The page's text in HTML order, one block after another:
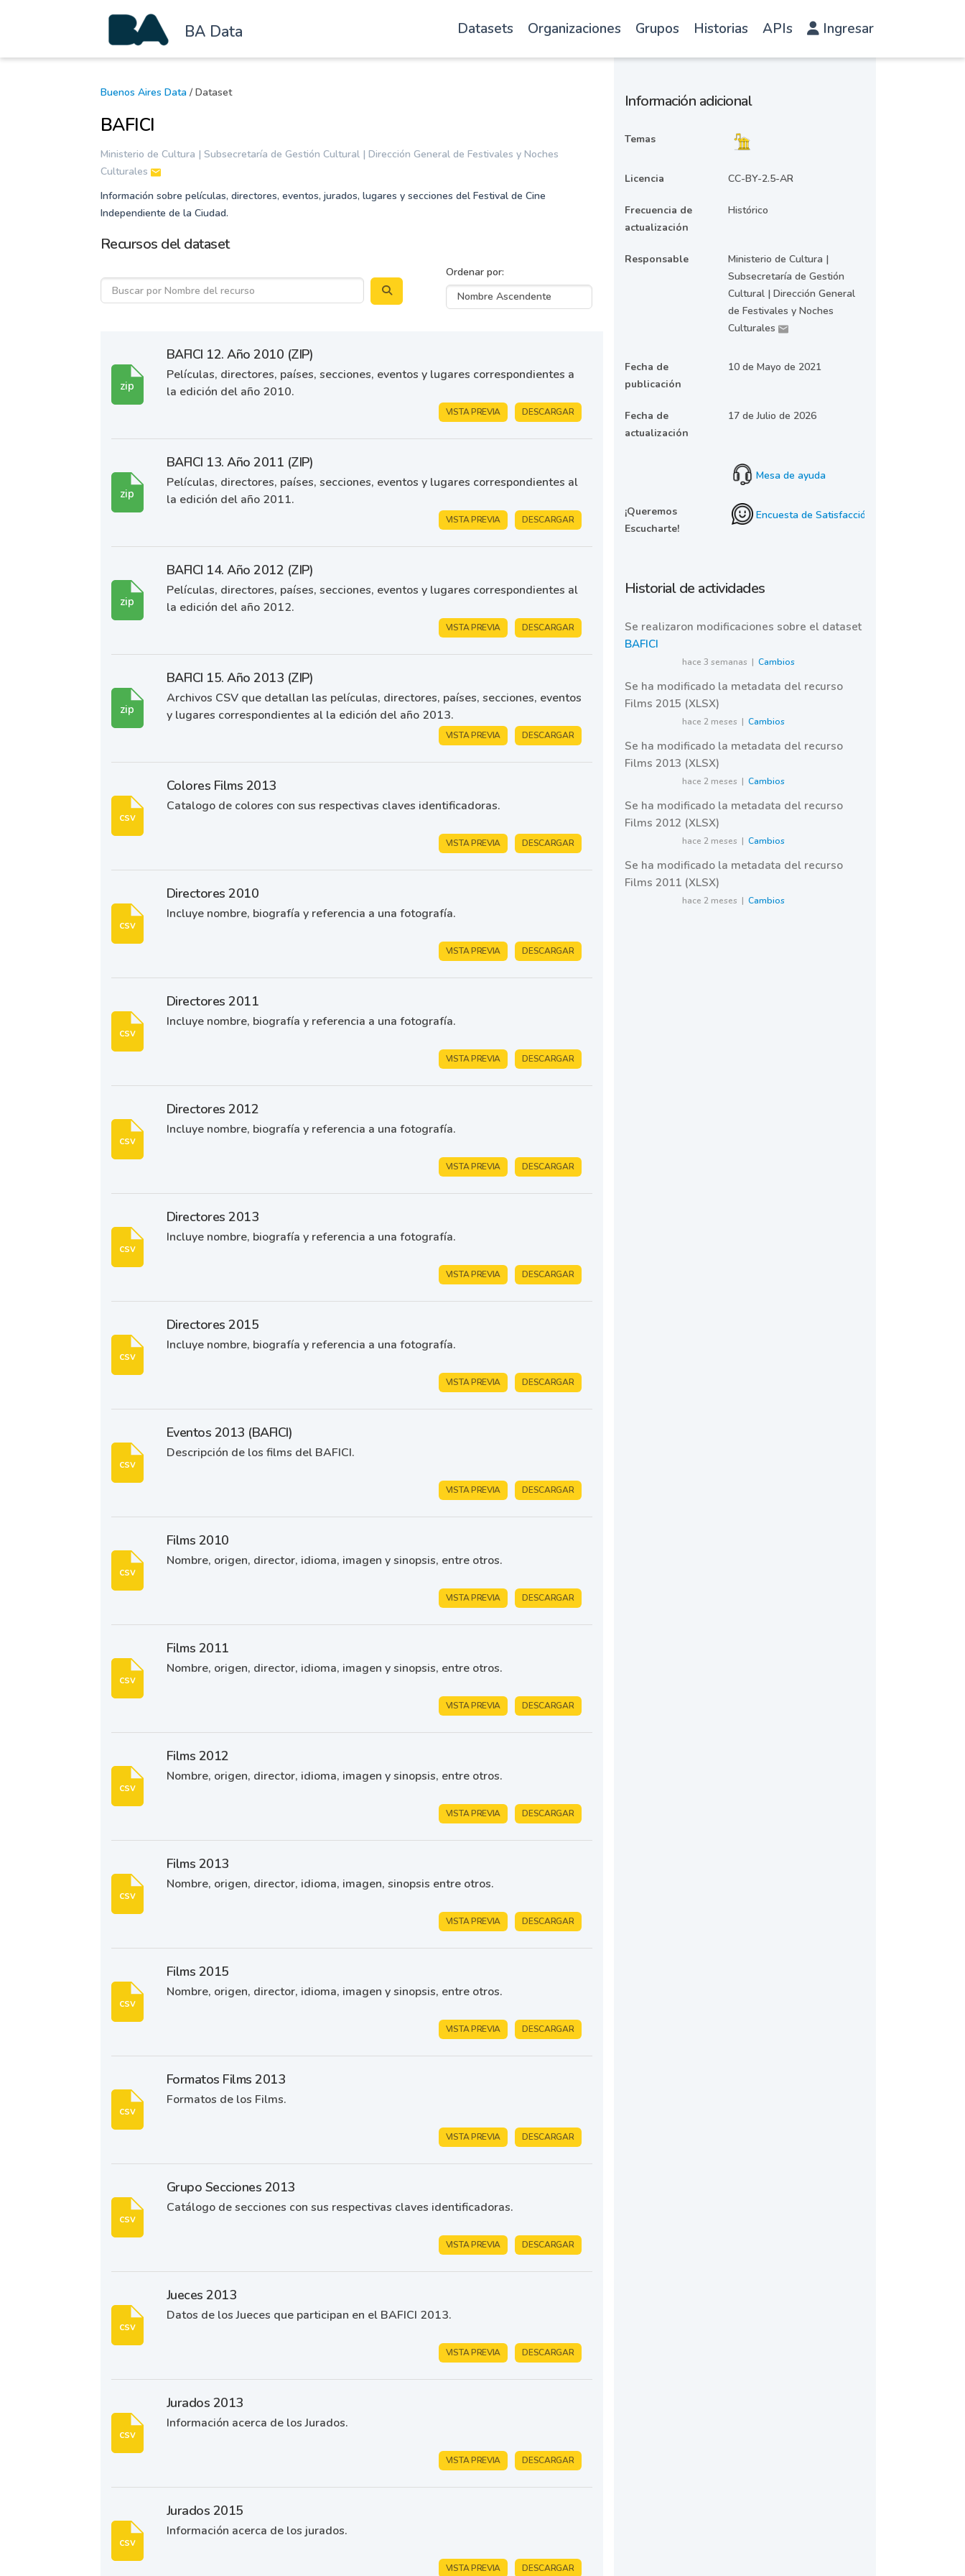
BA Data Datasets Organizaciones Grupos Historias APIs Ingresar
Buenos Aires Data/ Dataset
BAFICI
Ministerio de Cultura | Subsecretaría de Gestión Cultural | Dirección General de Festivales y Noches
Culturales
Información sobre películas, directores, eventos, jurados, lugares y secciones del Festival de Cine
Independiente de la Ciudad.
Recursos del dataset
Ordenar por
DESCARGAR
VISTA PREVIA
BAFICI 12. Año 2010 (ZIP)
Películas, directores, países, secciones, eventos y lugares correspondientes a
la edición del año 2010.
zip
DESCARGAR
VISTA PREVIA
BAFICI 13. Año 2011 (ZIP)
Películas, directores, países, secciones, eventos y lugares correspondientes al
la edición del año 2011.
zip
DESCARGAR
VISTA PREVIA
BAFICI 14. Año 2012 (ZIP)
Películas, directores, países, secciones, eventos y lugares correspondientes al
la edición del año 2012.
zip
DESCARGAR
VISTA PREVIA
BAFICI 15. Año 2013 (ZIP)
Archivos CSV que detallan las películas, directores, países, secciones, eventos
y lugares correspondientes al la edición del año 2013.
zip
DESCARGAR
VISTA PREVIA
Colores Films 2013
Catalogo de colores con sus respectivas claves identificadoras.
csv
DESCARGAR
VISTA PREVIA
Directores 2010
Incluye nombre, biografía y referencia a una fotografía.
csv
DESCARGAR
VISTA PREVIA
Directores 2011
Incluye nombre, biografía y referencia a una fotografía.
csv
DESCARGAR
VISTA PREVIA
Directores 2012
Incluye nombre, biografía y referencia a una fotografía.
csv
DESCARGAR
VISTA PREVIA
Directores 2013
Incluye nombre, biografía y referencia a una fotografía.
csv
DESCARGAR
VISTA PREVIA
Directores 2015
Incluye nombre, biografía y referencia a una fotografía.
csv
DESCARGAR
VISTA PREVIA
Eventos 2013 (BAFICI)
Descripción de los films del BAFICI.
csv
DESCARGAR
VISTA PREVIA
Films 2010
Nombre, origen, director, idioma, imagen y sinopsis, entre otros.
csv
DESCARGAR
VISTA PREVIA
Films 2011
Nombre, origen, director, idioma, imagen y sinopsis, entre otros.
csv
DESCARGAR
VISTA PREVIA
Films 2012
Nombre, origen, director, idioma, imagen y sinopsis, entre otros.
csv
DESCARGAR
VISTA PREVIA
Films 2013
Nombre, origen, director, idioma, imagen, sinopsis entre otros.
csv
DESCARGAR
VISTA PREVIA
Films 2015
Nombre, origen, director, idioma, imagen y sinopsis, entre otros.
csv
DESCARGAR
VISTA PREVIA
Formatos Films 2013
Formatos de los Films.
csv
DESCARGAR
VISTA PREVIA
Grupo Secciones 2013
Catálogo de secciones con sus respectivas claves identificadoras.
csv
DESCARGAR
VISTA PREVIA
Jueces 2013
Datos de los Jueces que participan en el BAFICI 2013.
csv
DESCARGAR
VISTA PREVIA
Jurados 2013
Información acerca de los Jurados.
csv
DESCARGAR
VISTA PREVIA
Jurados 2015
Información acerca de los jurados.
csv
Información adicional
Temas
Licencia CC-BY-2.5-AR
Frecuencia de
actualización
Histórico
Responsable
Ministerio de Cultura |
Subsecretaría de Gestión
Cultural | Dirección General
de Festivales y Noches
Culturales
Fecha de
publicación
10 de Mayo de 2021
Fecha de
actualización
17 de Julio de 2026
Mesa de ayuda
¡Queremos
Escucharte!
Encuesta de Satisfacción
Historial de actividades
Se realizaron modificaciones sobre el dataset
BAFICI
hace 3 semanas | Cambios
Se ha modificado la metadata del recurso
Films 2015 (XLSX)
hace 2 meses | Cambios
Se ha modificado la metadata del recurso
Films 2013 (XLSX)
hace 2 meses | Cambios
Se ha modificado la metadata del recurso
Films 2012 (XLSX)
hace 2 meses | Cambios
Se ha modificado la metadata del recurso
Films 2011 (XLSX)
hace 2 meses | Cambios